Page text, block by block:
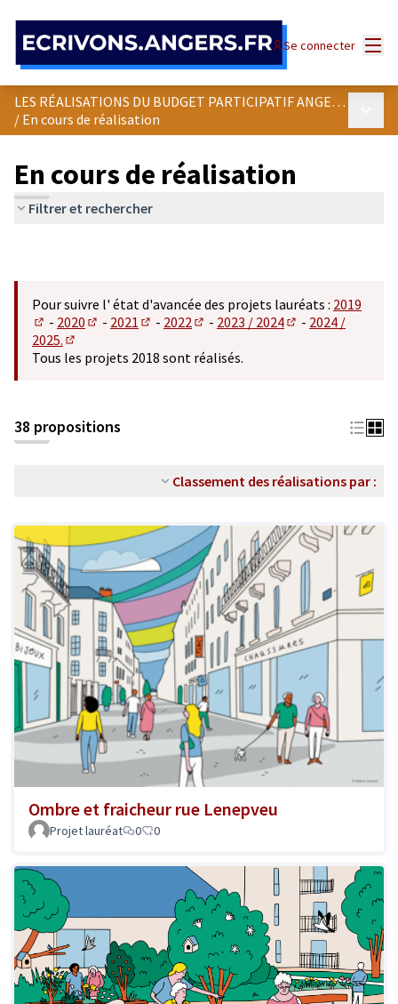
Se connecter
LES RÉALISATIONS DU BUDGET PARTICIPATIF ANGEVIN
/ En cours de réalisation
En cours de réalisation
Filtrer et rechercher
Pour suivre l' état d'avancée des projets lauréats : 2019
(S'ouvre dans un nouvel onglet)
- 2020
(S'ouvre dans un nouvel onglet)
- 2021
(S'ouvre dans un nouvel onglet)
- 2022
(S'ouvre dans un nouvel onglet)
- 2023 / 2024
(S'ouvre dans un
- 2024 /
2025.
(S'ouvre dans un nouvel onglet)
Tous les projets 2018 sont réalisés.
38 propositions
Classement des réalisations par :
Ombre et fraicheur rue Lenepveu
Projet lauréat 0 0